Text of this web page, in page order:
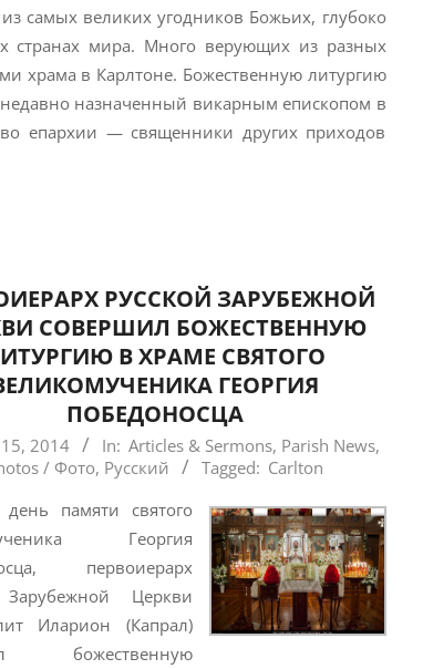
самых великих угодников Божьих, глубоко
странах мира. Много верующих из разных
храма в Карлтоне. Божественную литургию
назначенный викарным епископом в
епархии — священники других приходов
РУССКОЙ ЗАРУБЕЖНОЙ
СОВЕРШИЛ БОЖЕСТВЕННУЮ
В ХРАМЕ СВЯТОГО
ГЕОРГИЯ
ПОБЕДОНОСЦА
2014 In: Articles & Sermons, Parish News,
/ Фото, Русский Tagged: Carlton
памяти святого
Георгия
первоиерарх
Зарубежной Церкви
Иларион (Капрал)
божественную